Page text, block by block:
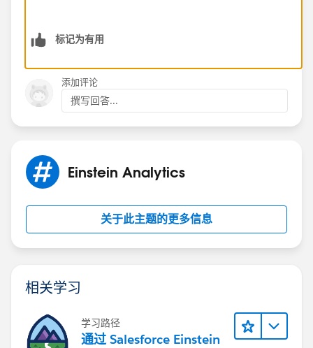
标记为有用
添加评论
撰写回答...
Einstein Analytics
关于此主题的更多信息
相关学习
学习路径
通过 Salesforce Einstein